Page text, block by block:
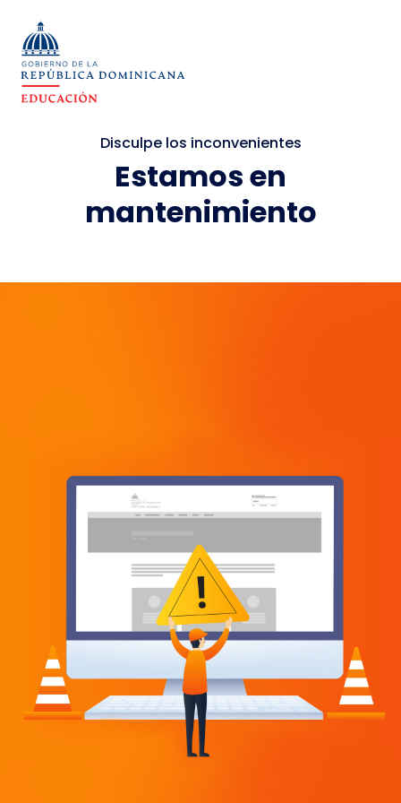
Disculpe los inconvenientes
Estamos en
mantenimiento